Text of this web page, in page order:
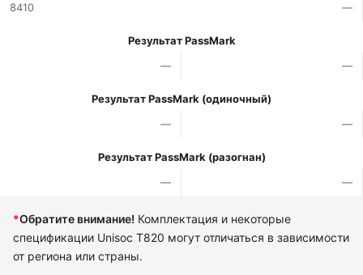
8410
—
Результат PassMark
—
—
Результат PassMark (одиночный)
—
—
Результат PassMark (разогнан)
—
—
*Обратите внимание! Комплектация и некоторые
спецификации Unisoc T820 могут отличаться в зависимости
от региона или страны.